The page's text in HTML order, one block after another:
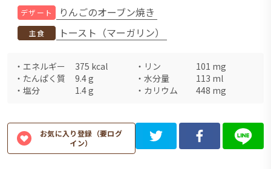
デザート りんごのオーブン焼き
主食 トースト（マーガリン）
・ エネルギー 375 kcal ・ リン 101 mg
・ たんぱく質 9.4g ・ 水分量 113 ml
・ 塩分 1.4g ・ カリウム 448 mg
お気に入り登録（要ログ
イン）